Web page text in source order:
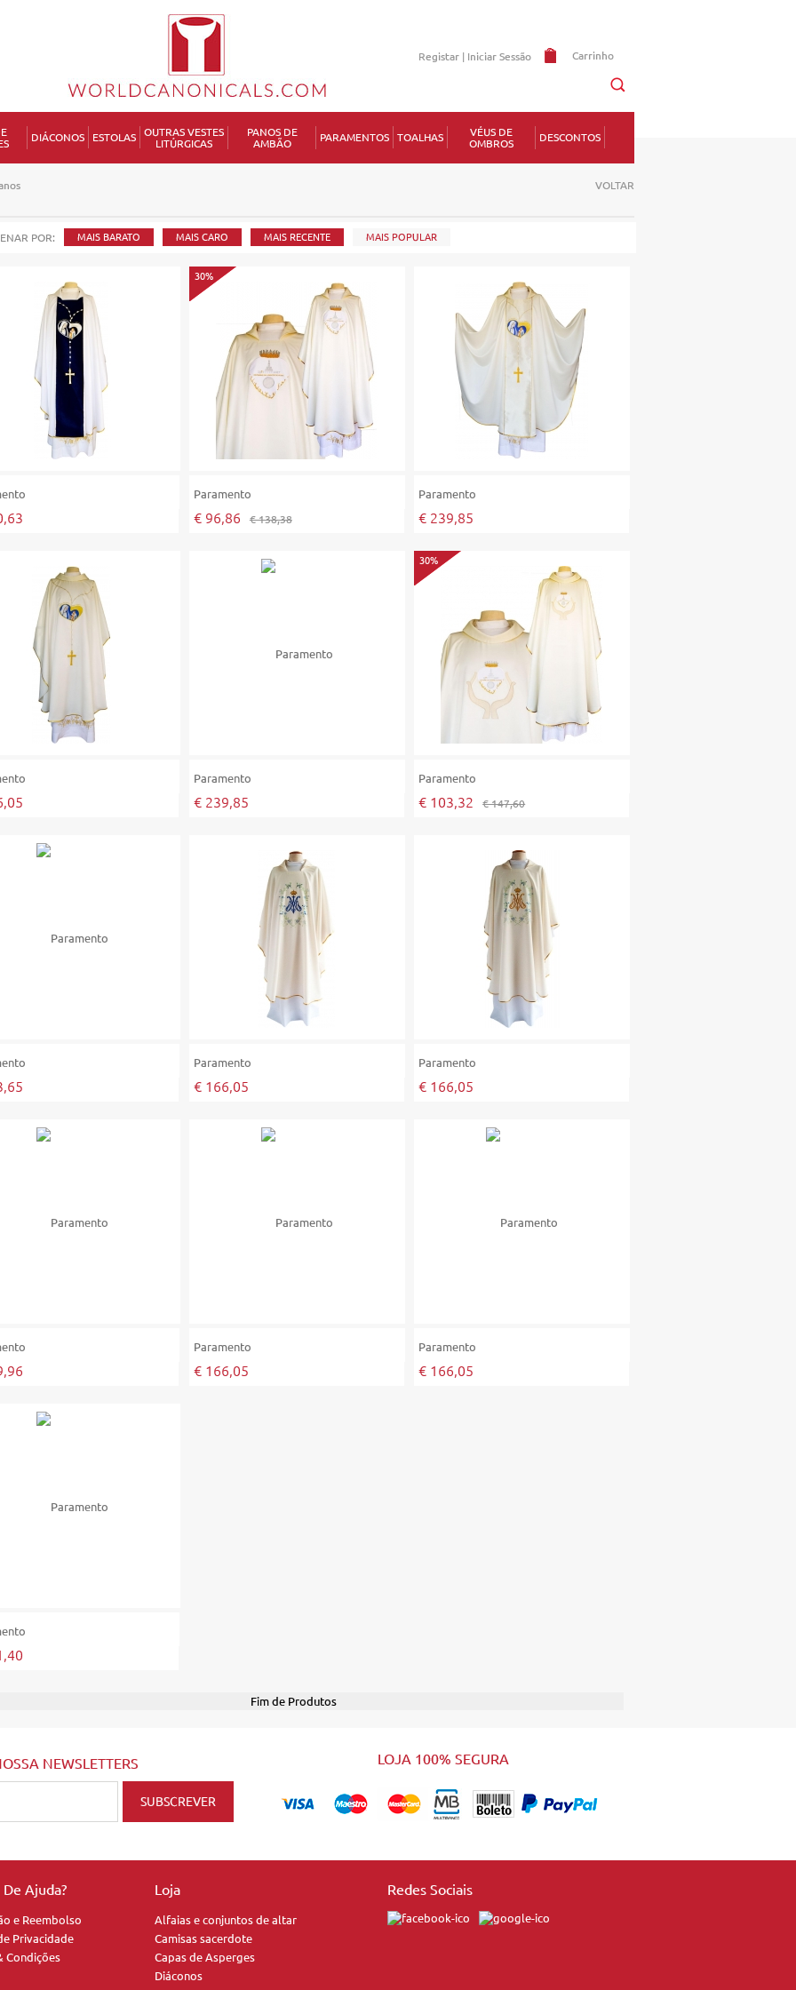
Carrinho
Registar | Iniciar Sessão
Memorizar
Perdeu a senha?
DIÁCONOS ESTOLAS
OUTRAS VESTES
LITÚRGICAS
PANOS DE
AMBÃO
PARAMENTOS TOALHAS
VÉUS DE
OMBROS
DESCONTOS
VOLTAR
POR: MAIS BARATO MAIS CARO MAIS RECENTE MAIS POPULAR
30%
Paramento
€ 96,86 € 138,38
Paramento
€ 239,85
Paramento
€ 239,85
30%
Paramento
€ 103,32 € 147,60
Paramento
€ 166,05
Paramento
€ 166,05
Paramento
€ 166,05
Paramento
€ 166,05
Fim de Produtos
NEWSLETTERS LOJA 100% SEGURA
De Ajuda?
e Reembolso
Privacidade
Condições
Loja
Alfaias e conjuntos de altar
Camisas sacerdote
Capas de Asperges
Diáconos
Redes Sociais